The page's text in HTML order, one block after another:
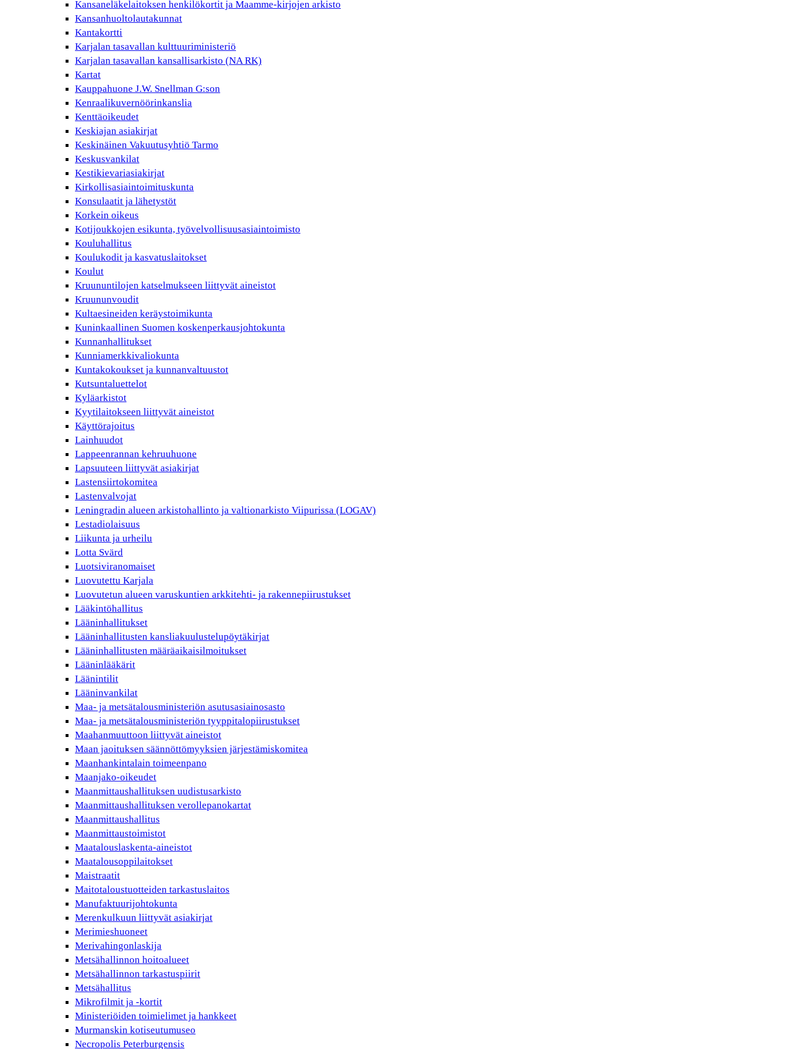
Kansaneläkelaitoksen henkilökortit ja Maamme-kirjojen arkisto
Kansanhuoltolautakunnat
Kantakortti
Karjalan tasavallan kulttuuriministeriö
Karjalan tasavallan kansallisarkisto (NA RK)
Kartat
Kauppahuone J.W. Snellman G:son
Kenraalikuvernöörinkanslia
Kenttäoikeudet
Keskiajan asiakirjat
Keskinäinen Vakuutusyhtiö Tarmo
Keskusvankilat
Kestikievariasiakirjat
Kirkollisasiaintoimituskunta
Konsulaatit ja lähetystöt
Korkein oikeus
Kotijoukkojen esikunta, työvelvollisuusasiaintoimisto
Kouluhallitus
Koulukodit ja kasvatuslaitokset
Koulut
Kruununtilojen katselmukseen liittyvät aineistot
Kruununvoudit
Kultaesineiden keräystoimikunta
Kuninkaallinen Suomen koskenperkausjohtokunta
Kunnanhallitukset
Kunniamerkkivaliokunta
Kuntakokoukset ja kunnanvaltuustot
Kutsuntaluettelot
Kyläarkistot
Kyytilaitokseen liittyvät aineistot
Käyttörajoitus
Lainhuudot
Lappeenrannan kehruuhuone
Lapsuuteen liittyvät asiakirjat
Lastensiirtokomitea
Lastenvalvojat
Leningradin alueen arkistohallinto ja valtionarkisto Viipurissa (LOGAV)
Lestadiolaisuus
Liikunta ja urheilu
Lotta Svärd
Luotsiviranomaiset
Luovutettu Karjala
Luovutetun alueen varuskuntien arkkitehti- ja rakennepiirustukset
Lääkintöhallitus
Lääninhallitukset
Lääninhallitusten kansliakuulustelupöytäkirjat
Lääninhallitusten määräaikaisilmoitukset
Lääninlääkärit
Läänintilit
Lääninvankilat
Maa- ja metsätalousministeriön asutusasiainosasto
Maa- ja metsätalousministeriön tyyppitalopiirustukset
Maahanmuuttoon liittyvät aineistot
Maan jaoituksen säännöttömyyksien järjestämiskomitea
Maanhankintalain toimeenpano
Maanjako-oikeudet
Maanmittaushallituksen uudistusarkisto
Maanmittaushallituksen verollepanokartat
Maanmittaushallitus
Maanmittaustoimistot
Maatalouslaskenta-aineistot
Maatalousoppilaitokset
Maistraatit
Maitotaloustuotteiden tarkastuslaitos
Manufaktuurijohtokunta
Merenkulkuun liittyvät asiakirjat
Merimieshuoneet
Merivahingonlaskija
Metsähallinnon hoitoalueet
Metsähallinnon tarkastuspiirit
Metsähallitus
Mikrofilmit ja -kortit
Ministeriöiden toimielimet ja hankkeet
Murmanskin kotiseutumuseo
Necropolis Peterburgensis